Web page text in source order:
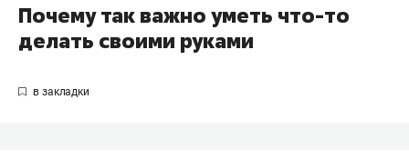
Почему так важно уметь что-то
делать своими руками